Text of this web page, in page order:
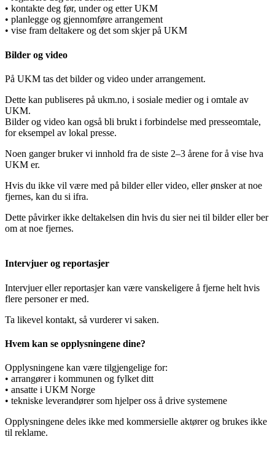
• kontakte deg før, under og etter UKM
• planlegge og gjennomføre arrangement
• vise fram deltakere og det som skjer på UKM​​​​‌ ‍ ​‍​‍‌‍ ‌ ​‍‌‍‍‌‌‍‌ ‌‍‍‌‌‍ ‍​‍​‍​ ‍‍​‍​‍‌ ​ ‌‍​‌‌‍ ‍‌‍‍‌‌ ‌​‌ ‍‌​‍ ‍‌‍‍‌‌‍ ​‍​‍​‍ ​​‍​‍‌‍‍​‌ ​‍‌‍‌‌‌‍‌‍​‍​‍​ ‍‍​‍​‍‌‍‍​‌ ‌​‌ ‌​‌ ​​‌ ​ ​ ‍‍​‍ ​‍ ‌ ‌‌‌‍‍ ‌‍ ‌​‍ ‍‌ ​ ‌‍​‌‌‍ ‍‌‍‍‌‌ ‌​‌ ‍‌​‍ ‍‌ ​ ‌ ‌​‌ ‌‌‌‍‌​‌‍‍‌‌‍ ​‍ ‌‍‍‌‌‍ ‍‌ ‌​‌‍‌‌‌‍ ‍‌ ‌​​‍ ‌‍‌‌‌‍‌​‌‍‍‌‌ ‌​​‍ ‌‍ ‌‌‍ ‌‍‌​‌‍‌‌​ ‌‌ ​​‌ ​‍‌‍‌‌‌ ​ ‌‍‌‌‌‍ ‍‌ ‌​‌‍​‌‌ ‌​‌‍‍‌‌‍ ‌‍ ‍​ ‍ ‌‍‍‌‌‍‌​​ ‌‌‍​‍‌‍​‌​ ‌‌​ ‍‌​ ‌‍‌‍​‌‌‍​ ​ ‌‍​‍ ‌​ ‌‍​ ‌‌​ ‌​‌‍​ ​‍ ‌​ ‌​​ ​ ​ ‌​​ ‍​​‍ ‌​ ‍‌‌‍‌‌‌‍‌‍​ ‌​​‍ ‌‌‍‌​​ ​ ​ ‍​​ ‌‌‌‍​‍‌‍‌‌‌‍​‌​ ‌‍‌‍​ ‌‍​‌​ ‌‌​ ‌​​ ‍ ‌ ‌​‌ ‍‌‌ ​​‌‍‌‌​ ‌‌ ​​‌‍​‌‌‍‌ ‌‍‌‌​ ‍ ‌ ​​‌‍​‌‌ ‌​‌‍‍​​ ‌‌ ​​‌‍​‌‌‍‌ ‌‍‌‌‌​​‍‌ ‌‌‌‍‍‌‌‍ ​‌‍‌​‌‍‌‌‌ ​‍​‍‌‌​ ‌‌‌​​‍‌‌ ‌‍‍ ‌‍‌‌‌ ‍‌​‍‌‌​ ​ ‌​‌​​‍‌‌​ ​ ‌​‌​​‍‌‌​ ​‍​ ​‍​ ‌‍​ ‌ ‌‍‌‍‌‍​‍​ ‌‌‌‍‌‍​ ‌‌‌‍‌‌​ ‌ ‌‍​‌‌‍‌‍​ ‌​​‍‌‌​ ​‍​ ​‍​‍‌‌​ ‌‌‌​‌​​‍ ‍‌ ​‍‌‍‍‌‌‍​ ‌‍‍​‌‌‌​‌‍‌‌‌ ‍​‌ ‌​​‍‌‌​ ‌‌‌​​‍‌‌ ‌‍‍ ‌‍‌‌‌ ‍‌​‍‌‌​ ​ ‌​‌​​‍‌‌​ ​ ‌​‌​​‍‌‌​ ​‍​ ​‍​ ‍​​ ​ ​ ‌‍​ ‍​​ ‍​‌‍‌‌​ ​​​ ‌‌‌‍‌​‌‍​‍​ ​‌​ ‌​​‍‌‌​ ​‍​ ​‍​‍‌‌​ ‌‌‌​‌​​‍ ‍‌‍​ ‌‍‍​‌‍‍‌‌‍ ​‌‍‌​‌ ​‍‌‍‌‌‌‍ ‍​‍‌‌​ ‌‌‌​​‍‌‌ ‌‍‍ ‌‍‌‌‌ ‍‌​‍‌‌​ ​ ‌​‌​​‍‌‌​ ​ ‌​‌​​‍‌‌​ ​‍​ ​‍​ ‍‌‌‍​‍​ ​ ​ ​‌‌‍​ ​ ‌‍‌‍​‍‌‍​‍‌‍​‍​ ​​​ ‌‍​ ‍​​‍‌‌​ ​‍​ ​‍​‍‌‌​ ‌‌‌​‌​​‍ ‍‌ ‌​‌‍‌‌‌ ‍​‌ ‌​​ ‌‍​‍‌‍​‌‌ ​ ‌‍‌‌‌‌‌‌‌ ​‍‌‍ ​​ ‌‌‍‍​‌ ‌​‌ ‌​‌ ​​‌ ​ ​‍‌‌​ ​ ‌​​‌​‍‌‌​ ​‍‌​‌‍​‍‌‌​ ​‍‌​‌‍‌ ‌‌‌‍‍ ‌‍ ‌​‍ ‍‌ ​ ‌‍​‌‌‍ ‍‌‍‍‌‌ ‌​‌ ‍‌​‍ ‍‌ ​ ‌ ‌​‌ ‌‌‌‍‌​‌‍‍‌‌‍ ​‍‌‍‌‍‍‌‌‍‌​​ ‌‌‍​‍‌‍​‌​ ‌‌​ ‍‌​ ‌‍‌‍​‌‌‍​ ​ ‌‍​‍ ‌​ ‌‍​ ‌‌​ ‌​‌‍​ ​‍ ‌​ ‌​​ ​ ​ ‌​​ ‍​​‍ ‌​ ‍‌‌‍‌‌‌‍‌‍​ ‌​​‍ ‌‌‍‌​​ ​ ​ ‍​​ ‌‌‌‍​‍‌‍‌‌‌‍​‌​ ‌‍‌‍​ ‌‍​‌​ ‌‌​ ‌​​‍‌‍‌ ‌​‌ ‍‌‌ ​​‌‍‌‌​ ‌‌ ​​‌‍​‌‌‍‌ ‌‍‌‌​‍‌‍‌ ​​‌‍​‌‌ ‌​‌‍‍​​ ‌‌ ​​‌‍​‌‌‍‌ ‌‍‌‌‌​​‍‌ ‌‌‌‍‍‌‌‍ ​‌‍‌​‌‍‌‌‌ ​‍​‍‌‌​ ‌‌‌​​‍‌‌ ‌‍‍ ‌‍‌‌‌ ‍‌​‍‌‌​ ​ ‌​‌​​‍‌‌​ ​ ‌​‌​​‍‌‌​ ​‍​ ​‍​ ‌‍​ ‌ ‌‍‌‍‌‍​‍​ ‌‌‌‍‌‍​ ‌‌‌‍‌‌​ ‌ ‌‍​‌‌‍‌‍​ ‌​​‍‌‌​ ​‍​ ​‍​‍‌‌​ ‌‌‌​‌​​‍ ‍‌ ​‍‌‍‍‌‌‍​ ‌‍‍​‌‌‌​‌‍‌‌‌ ‍​‌ ‌​​‍‌‌​ ‌‌‌​​‍‌‌ ‌‍‍ ‌‍‌‌‌ ‍‌​‍‌‌​ ​ ‌​‌​​‍‌‌​ ​ ‌​‌​​‍‌‌​ ​‍​ ​‍​ ‍​​ ​ ​ ‌‍​ ‍​​ ‍​‌‍‌‌​ ​​​ ‌‌‌‍‌​‌‍​‍​ ​‌​ ‌​​‍‌‌​ ​‍​ ​‍​‍‌‌​ ‌‌‌​‌​​‍ ‍‌‍​ ‌‍‍​‌‍‍‌‌‍ ​‌‍‌​‌ ​‍‌‍‌‌‌‍ ‍​‍‌‌​ ‌‌‌​​‍‌‌ ‌‍‍ ‌‍‌‌‌ ‍‌​‍‌‌​ ​ ‌​‌​​‍‌‌​ ​ ‌​‌​​‍‌‌​ ​‍​ ​‍​ ‍‌‌‍​‍​ ​ ​ ​‌‌‍​ ​ ‌‍‌‍​‍‌‍​‍‌‍​‍​ ​​​ ‌‍​ ‍​​‍‌‌​ ​‍​ ​‍​‍‌‌​ ‌‌‌​‌​​‍ ‍‌ ‌​‌‍‌‌‌ ‍​‌ ‌​​‍‌‍‌ ​​‌‍‌‌‌ ​‍‌ ​ ‌ ​​‌‍‌‌‌‍​ ‌ ‌​‌‍‍‌‌ ‌‍‌‍‌‌​ ‌‌ ​​‌ ‌‌‌‍​‍‌‍ ​‌‍‍‌‌ ​ ‌‍‍​‌‍‌‌‌‍‌​​‍​‍‌ ‌
Bilder og video​​​​‌ ‍ ​‍​‍‌‍ ‌ ​‍‌‍‍‌‌‍‌ ‌‍‍‌‌‍ ‍​‍​‍​ ‍‍​‍​‍‌ ​ ‌‍​‌‌‍ ‍‌‍‍‌‌ ‌​‌ ‍‌​‍ ‍‌‍‍‌‌‍ ​‍​‍​‍ ​​‍​‍‌‍‍​‌ ​‍‌‍‌‌‌‍‌‍​‍​‍​ ‍‍​‍​‍‌‍‍​‌ ‌​‌ ‌​‌ ​​‌ ​ ​ ‍‍​‍ ​‍ ‌ ‌‌‌‍‍ ‌‍ ‌​‍ ‍‌ ​ ‌‍​‌‌‍ ‍‌‍‍‌‌ ‌​‌ ‍‌​‍ ‍‌ ​ ‌ ‌​‌ ‌‌‌‍‌​‌‍‍‌‌‍ ​‍ ‌‍‍‌‌‍ ‍‌ ‌​‌‍‌‌‌‍ ‍‌ ‌​​‍ ‌‍‌‌‌‍‌​‌‍‍‌‌ ‌​​‍ ‌‍ ‌‌‍ ‌‍‌​‌‍‌‌​ ‌‌ ​​‌ ​‍‌‍‌‌‌ ​ ‌‍‌‌‌‍ ‍‌ ‌​‌‍​‌‌ ‌​‌‍‍‌‌‍ ‌‍ ‍​ ‍ ‌‍‍‌‌‍‌​​ ‌‌‍​‍‌‍​‌​ ‌‌​ ‍‌​ ‌‍‌‍​‌‌‍​ ​ ‌‍​‍ ‌​ ‌‍​ ‌‌​ ‌​‌‍​ ​‍ ‌​ ‌​​ ​ ​ ‌​​ ‍​​‍ ‌​ ‍‌‌‍‌‌‌‍‌‍​ ‌​​‍ ‌‌‍‌​​ ​ ​ ‍​​ ‌‌‌‍​‍‌‍‌‌‌‍​‌​ ‌‍‌‍​ ‌‍​‌​ ‌‌​ ‌​​ ‍ ‌ ‌​‌ ‍‌‌ ​​‌‍‌‌​ ‌‌ ​​‌‍​‌‌‍‌ ‌‍‌‌​ ‍ ‌ ​​‌‍​‌‌ ‌​‌‍‍​​ ‌‌ ​​‌‍​‌‌‍‌ ‌‍‌‌‌​​‍‌ ‌‌‌‍‍‌‌‍ ​‌‍‌​‌‍‌‌‌ ​‍​‍‌‌​ ‌‌‌​​‍‌‌ ‌‍‍ ‌‍‌‌‌ ‍‌​‍‌‌​ ​ ‌​‌​​‍‌‌​ ​ ‌​‌​​‍‌‌​ ​‍​ ​‍​ ​ ‌‍​‍​ ​ ​ ‌‌​ ‌​​ ​‍​ ​ ​ ​‌‌‍​‌‌‍​ ​ ‌​​ ‌​​‍‌‌​ ​‍​ ​‍​‍‌‌​ ‌‌‌​‌​​‍ ‍‌ ​‍‌‍‍‌‌‍​ ‌‍‍​‌‌‌​‌‍‌‌‌ ‍​‌ ‌​​‍‌‌​ ‌‌‌​​‍‌‌ ‌‍‍ ‌‍‌‌‌ ‍‌​‍‌‌​ ​ ‌​‌​​‍‌‌​ ​ ‌​‌​​‍‌‌​ ​‍​ ​‍​ ​ ​ ​‍​ ‌‌​ ‍​‌‍​‍‌‍‌‌‌‍‌‌‌‍​ ‌‍​‌​ ‌ ​ ​​​ ‌​​‍‌‌​ ​‍​ ​‍​‍‌‌​ ‌‌‌​‌​​‍ ‍‌‍​ ‌‍‍​‌‍‍‌‌‍ ​‌‍‌​‌ ​‍‌‍‌‌‌‍ ‍​‍‌‌​ ‌‌‌​​‍‌‌ ‌‍‍ ‌‍‌‌‌ ‍‌​‍‌‌​ ​ ‌​‌​​‍‌‌​ ​ ‌​‌​​‍‌‌​ ​‍​ ​‍​ ‍‌​ ‍​‌‍‌‍‌‍​‌‌‍​‌‌‍‌‍‌‍​ ‌‍​‌‌‍​‍​ ​‍​ ‍‌​ ‍​​‍‌‌​ ​‍​ ​‍​‍‌‌​ ‌‌‌​‌​​‍ ‍‌ ‌​‌‍‌‌‌ ‍​‌ ‌​​ ‌‍​‍‌‍​‌‌ ​ ‌‍‌‌‌‌‌‌‌ ​‍‌‍ ​​ ‌‌‍‍​‌ ‌​‌ ‌​‌ ​​‌ ​ ​‍‌‌​ ​ ‌​​‌​‍‌‌​ ​‍‌​‌‍​‍‌‌​ ​‍‌​‌‍‌ ‌‌‌‍‍ ‌‍ ‌​‍ ‍‌ ​ ‌‍​‌‌‍ ‍‌‍‍‌‌ ‌​‌ ‍‌​‍ ‍‌ ​ ‌ ‌​‌ ‌‌‌‍‌​‌‍‍‌‌‍ ​‍‌‍‌‍‍‌‌‍‌​​ ‌‌‍​‍‌‍​‌​ ‌‌​ ‍‌​ ‌‍‌‍​‌‌‍​ ​ ‌‍​‍ ‌​ ‌‍​ ‌‌​ ‌​‌‍​ ​‍ ‌​ ‌​​ ​ ​ ‌​​ ‍​​‍ ‌​ ‍‌‌‍‌‌‌‍‌‍​ ‌​​‍ ‌‌‍‌​​ ​ ​ ‍​​ ‌‌‌‍​‍‌‍‌‌‌‍​‌​ ‌‍‌‍​ ‌‍​‌​ ‌‌​ ‌​​‍‌‍‌ ‌​‌ ‍‌‌ ​​‌‍‌‌​ ‌‌ ​​‌‍​‌‌‍‌ ‌‍‌‌​‍‌‍‌ ​​‌‍​‌‌ ‌​‌‍‍​​ ‌‌ ​​‌‍​‌‌‍‌ ‌‍‌‌‌​​‍‌ ‌‌‌‍‍‌‌‍ ​‌‍‌​‌‍‌‌‌ ​‍​‍‌‌​ ‌‌‌​​‍‌‌ ‌‍‍ ‌‍‌‌‌ ‍‌​‍‌‌​ ​ ‌​‌​​‍‌‌​ ​ ‌​‌​​‍‌‌​ ​‍​ ​‍​ ​ ‌‍​‍​ ​ ​ ‌‌​ ‌​​ ​‍​ ​ ​ ​‌‌‍​‌‌‍​ ​ ‌​​ ‌​​‍‌‌​ ​‍​ ​‍​‍‌‌​ ‌‌‌​‌​​‍ ‍‌ ​‍‌‍‍‌‌‍​ ‌‍‍​‌‌‌​‌‍‌‌‌ ‍​‌ ‌​​‍‌‌​ ‌‌‌​​‍‌‌ ‌‍‍ ‌‍‌‌‌ ‍‌​‍‌‌​ ​ ‌​‌​​‍‌‌​ ​ ‌​‌​​‍‌‌​ ​‍​ ​‍​ ​ ​ ​‍​ ‌‌​ ‍​‌‍​‍‌‍‌‌‌‍‌‌‌‍​ ‌‍​‌​ ‌ ​ ​​​ ‌​​‍‌‌​ ​‍​ ​‍​‍‌‌​ ‌‌‌​‌​​‍ ‍‌‍​ ‌‍‍​‌‍‍‌‌‍ ​‌‍‌​‌ ​‍‌‍‌‌‌‍ ‍​‍‌‌​ ‌‌‌​​‍‌‌ ‌‍‍ ‌‍‌‌‌ ‍‌​‍‌‌​ ​ ‌​‌​​‍‌‌​ ​ ‌​‌​​‍‌‌​ ​‍​ ​‍​ ‍‌​ ‍​‌‍‌‍‌‍​‌‌‍​‌‌‍‌‍‌‍​ ‌‍​‌‌‍​‍​ ​‍​ ‍‌​ ‍​​‍‌‌​ ​‍​ ​‍​‍‌‌​ ‌‌‌​‌​​‍ ‍‌ ‌​‌‍‌‌‌ ‍​‌ ‌​​‍‌‍‌ ​​‌‍‌‌‌ ​‍‌ ​ ‌ ​​‌‍‌‌‌‍​ ‌ ‌​‌‍‍‌‌ ‌‍‌‍‌‌​ ‌‌ ​​‌ ‌‌‌‍​‍‌‍ ​‌‍‍‌‌ ​ ‌‍‍​‌‍‌‌‌‍‌​​‍​‍‌ ‌
På UKM tas det bilder og video under arrangement.​​​​‌ ‍ ​‍​‍‌‍ ‌ ​‍‌‍‍‌‌‍‌ ‌‍‍‌‌‍ ‍​‍​‍​ ‍‍​‍​‍‌ ​ ‌‍​‌‌‍ ‍‌‍‍‌‌ ‌​‌ ‍‌​‍ ‍‌‍‍‌‌‍ ​‍​‍​‍ ​​‍​‍‌‍‍​‌ ​‍‌‍‌‌‌‍‌‍​‍​‍​ ‍‍​‍​‍‌‍‍​‌ ‌​‌ ‌​‌ ​​‌ ​ ​ ‍‍​‍ ​‍ ‌ ‌‌‌‍‍ ‌‍ ‌​‍ ‍‌ ​ ‌‍​‌‌‍ ‍‌‍‍‌‌ ‌​‌ ‍‌​‍ ‍‌ ​ ‌ ‌​‌ ‌‌‌‍‌​‌‍‍‌‌‍ ​‍ ‌‍‍‌‌‍ ‍‌ ‌​‌‍‌‌‌‍ ‍‌ ‌​​‍ ‌‍‌‌‌‍‌​‌‍‍‌‌ ‌​​‍ ‌‍ ‌‌‍ ‌‍‌​‌‍‌‌​ ‌‌ ​​‌ ​‍‌‍‌‌‌ ​ ‌‍‌‌‌‍ ‍‌ ‌​‌‍​‌‌ ‌​‌‍‍‌‌‍ ‌‍ ‍​ ‍ ‌‍‍‌‌‍‌​​ ‌‌‍​‍‌‍​‌​ ‌‌​ ‍‌​ ‌‍‌‍​‌‌‍​ ​ ‌‍​‍ ‌​ ‌‍​ ‌‌​ ‌​‌‍​ ​‍ ‌​ ‌​​ ​ ​ ‌​​ ‍​​‍ ‌​ ‍‌‌‍‌‌‌‍‌‍​ ‌​​‍ ‌‌‍‌​​ ​ ​ ‍​​ ‌‌‌‍​‍‌‍‌‌‌‍​‌​ ‌‍‌‍​ ‌‍​‌​ ‌‌​ ‌​​ ‍ ‌ ‌​‌ ‍‌‌ ​​‌‍‌‌​ ‌‌ ​​‌‍​‌‌‍‌ ‌‍‌‌​ ‍ ‌ ​​‌‍​‌‌ ‌​‌‍‍​​ ‌‌ ​​‌‍​‌‌‍‌ ‌‍‌‌‌​​‍‌ ‌‌‌‍‍‌‌‍ ​‌‍‌​‌‍‌‌‌ ​‍​‍‌‌​ ‌‌‌​​‍‌‌ ‌‍‍ ‌‍‌‌‌ ‍‌​‍‌‌​ ​ ‌​‌​​‍‌‌​ ​ ‌​‌​​‍‌‌​ ​‍​ ​‍​ ​ ‌‍​‍​ ​ ​ ‌‌​ ‌​​ ​‍​ ​ ​ ​‌‌‍​‌‌‍​ ​ ‌​​ ‌​​‍‌‌​ ​‍​ ​‍​‍‌‌​ ‌‌‌​‌​​‍ ‍‌ ​‍‌‍‍‌‌‍​ ‌‍‍​‌‌‌​‌‍‌‌‌ ‍​‌ ‌​​‍‌‌​ ‌‌‌​​‍‌‌ ‌‍‍ ‌‍‌‌‌ ‍‌​‍‌‌​ ​ ‌​‌​​‍‌‌​ ​ ‌​‌​​‍‌‌​ ​‍​ ​‍​ ​‌​ ​ ‌‍‌‍‌‍‌‍​ ‌‌​ ​​‌‍‌​​ ‌‍​ ‍​​ ​ ​ ​​​ ​ ​‍‌‌​ ​‍​ ​‍​‍‌‌​ ‌‌‌​‌​​‍ ‍‌‍​ ‌‍‍​‌‍‍‌‌‍ ​‌‍‌​‌ ​‍‌‍‌‌‌‍ ‍​‍‌‌​ ‌‌‌​​‍‌‌ ‌‍‍ ‌‍‌‌‌ ‍‌​‍‌‌​ ​ ‌​‌​​‍‌‌​ ​ ‌​‌​​‍‌‌​ ​‍​ ​‍​ ‍​​ ‍‌‌‍​‌​ ​‍‌‍​ ‌‍​‍​ ‌‌‌‍‌‍​ ​‍‌‍​‍​ ​‍‌‍‌​​‍‌‌​ ​‍​ ​‍​‍‌‌​ ‌‌‌​‌​​‍ ‍‌ ‌​‌‍‌‌‌ ‍​‌ ‌​​ ‌‍​‍‌‍​‌‌ ​ ‌‍‌‌‌‌‌‌‌ ​‍‌‍ ​​ ‌‌‍‍​‌ ‌​‌ ‌​‌ ​​‌ ​ ​‍‌‌​ ​ ‌​​‌​‍‌‌​ ​‍‌​‌‍​‍‌‌​ ​‍‌​‌‍‌ ‌‌‌‍‍ ‌‍ ‌​‍ ‍‌ ​ ‌‍​‌‌‍ ‍‌‍‍‌‌ ‌​‌ ‍‌​‍ ‍‌ ​ ‌ ‌​‌ ‌‌‌‍‌​‌‍‍‌‌‍ ​‍‌‍‌‍‍‌‌‍‌​​ ‌‌‍​‍‌‍​‌​ ‌‌​ ‍‌​ ‌‍‌‍​‌‌‍​ ​ ‌‍​‍ ‌​ ‌‍​ ‌‌​ ‌​‌‍​ ​‍ ‌​ ‌​​ ​ ​ ‌​​ ‍​​‍ ‌​ ‍‌‌‍‌‌‌‍‌‍​ ‌​​‍ ‌‌‍‌​​ ​ ​ ‍​​ ‌‌‌‍​‍‌‍‌‌‌‍​‌​ ‌‍‌‍​ ‌‍​‌​ ‌‌​ ‌​​‍‌‍‌ ‌​‌ ‍‌‌ ​​‌‍‌‌​ ‌‌ ​​‌‍​‌‌‍‌ ‌‍‌‌​‍‌‍‌ ​​‌‍​‌‌ ‌​‌‍‍​​ ‌‌ ​​‌‍​‌‌‍‌ ‌‍‌‌‌​​‍‌ ‌‌‌‍‍‌‌‍ ​‌‍‌​‌‍‌‌‌ ​‍​‍‌‌​ ‌‌‌​​‍‌‌ ‌‍‍ ‌‍‌‌‌ ‍‌​‍‌‌​ ​ ‌​‌​​‍‌‌​ ​ ‌​‌​​‍‌‌​ ​‍​ ​‍​ ​ ‌‍​‍​ ​ ​ ‌‌​ ‌​​ ​‍​ ​ ​ ​‌‌‍​‌‌‍​ ​ ‌​​ ‌​​‍‌‌​ ​‍​ ​‍​‍‌‌​ ‌‌‌​‌​​‍ ‍‌ ​‍‌‍‍‌‌‍​ ‌‍‍​‌‌‌​‌‍‌‌‌ ‍​‌ ‌​​‍‌‌​ ‌‌‌​​‍‌‌ ‌‍‍ ‌‍‌‌‌ ‍‌​‍‌‌​ ​ ‌​‌​​‍‌‌​ ​ ‌​‌​​‍‌‌​ ​‍​ ​‍​ ​‌​ ​ ‌‍‌‍‌‍‌‍​ ‌‌​ ​​‌‍‌​​ ‌‍​ ‍​​ ​ ​ ​​​ ​ ​‍‌‌​ ​‍​ ​‍​‍‌‌​ ‌‌‌​‌​​‍ ‍‌‍​ ‌‍‍​‌‍‍‌‌‍ ​‌‍‌​‌ ​‍‌‍‌‌‌‍ ‍​‍‌‌​ ‌‌‌​​‍‌‌ ‌‍‍ ‌‍‌‌‌ ‍‌​‍‌‌​ ​ ‌​‌​​‍‌‌​ ​ ‌​‌​​‍‌‌​ ​‍​ ​‍​ ‍​​ ‍‌‌‍​‌​ ​‍‌‍​ ‌‍​‍​ ‌‌‌‍‌‍​ ​‍‌‍​‍​ ​‍‌‍‌​​‍‌‌​ ​‍​ ​‍​‍‌‌​ ‌‌‌​‌​​‍ ‍‌ ‌​‌‍‌‌‌ ‍​‌ ‌​​‍‌‍‌ ​​‌‍‌‌‌ ​‍‌ ​ ‌ ​​‌‍‌‌‌‍​ ‌ ‌​‌‍‍‌‌ ‌‍‌‍‌‌​ ‌‌ ​​‌ ‌‌‌‍​‍‌‍ ​‌‍‍‌‌ ​ ‌‍‍​‌‍‌‌‌‍‌​​‍​‍‌ ‌
Dette kan publiseres på ukm.no, i sosiale medier og i omtale av
UKM.
Bilder og video kan også bli brukt i forbindelse med presseomtale,
for eksempel av lokal presse.​​​​‌ ‍ ​‍​‍‌‍ ‌ ​‍‌‍‍‌‌‍‌ ‌‍‍‌‌‍ ‍​‍​‍​ ‍‍​‍​‍‌ ​ ‌‍​‌‌‍ ‍‌‍‍‌‌ ‌​‌ ‍‌​‍ ‍‌‍‍‌‌‍ ​‍​‍​‍ ​​‍​‍‌‍‍​‌ ​‍‌‍‌‌‌‍‌‍​‍​‍​ ‍‍​‍​‍‌‍‍​‌ ‌​‌ ‌​‌ ​​‌ ​ ​ ‍‍​‍ ​‍ ‌ ‌‌‌‍‍ ‌‍ ‌​‍ ‍‌ ​ ‌‍​‌‌‍ ‍‌‍‍‌‌ ‌​‌ ‍‌​‍ ‍‌ ​ ‌ ‌​‌ ‌‌‌‍‌​‌‍‍‌‌‍ ​‍ ‌‍‍‌‌‍ ‍‌ ‌​‌‍‌‌‌‍ ‍‌ ‌​​‍ ‌‍‌‌‌‍‌​‌‍‍‌‌ ‌​​‍ ‌‍ ‌‌‍ ‌‍‌​‌‍‌‌​ ‌‌ ​​‌ ​‍‌‍‌‌‌ ​ ‌‍‌‌‌‍ ‍‌ ‌​‌‍​‌‌ ‌​‌‍‍‌‌‍ ‌‍ ‍​ ‍ ‌‍‍‌‌‍‌​​ ‌‌‍​‍‌‍​‌​ ‌‌​ ‍‌​ ‌‍‌‍​‌‌‍​ ​ ‌‍​‍ ‌​ ‌‍​ ‌‌​ ‌​‌‍​ ​‍ ‌​ ‌​​ ​ ​ ‌​​ ‍​​‍ ‌​ ‍‌‌‍‌‌‌‍‌‍​ ‌​​‍ ‌‌‍‌​​ ​ ​ ‍​​ ‌‌‌‍​‍‌‍‌‌‌‍​‌​ ‌‍‌‍​ ‌‍​‌​ ‌‌​ ‌​​ ‍ ‌ ‌​‌ ‍‌‌ ​​‌‍‌‌​ ‌‌ ​​‌‍​‌‌‍‌ ‌‍‌‌​ ‍ ‌ ​​‌‍​‌‌ ‌​‌‍‍​​ ‌‌ ​​‌‍​‌‌‍‌ ‌‍‌‌‌​​‍‌ ‌‌‌‍‍‌‌‍ ​‌‍‌​‌‍‌‌‌ ​‍​‍‌‌​ ‌‌‌​​‍‌‌ ‌‍‍ ‌‍‌‌‌ ‍‌​‍‌‌​ ​ ‌​‌​​‍‌‌​ ​ ‌​‌​​‍‌‌​ ​‍​ ​‍​ ​ ‌‍​‍​ ​ ​ ‌‌​ ‌​​ ​‍​ ​ ​ ​‌‌‍​‌‌‍​ ​ ‌​​ ‌​​‍‌‌​ ​‍​ ​‍​‍‌‌​ ‌‌‌​‌​​‍ ‍‌ ​‍‌‍‍‌‌‍​ ‌‍‍​‌‌‌​‌‍‌‌‌ ‍​‌ ‌​​‍‌‌​ ‌‌‌​​‍‌‌ ‌‍‍ ‌‍‌‌‌ ‍‌​‍‌‌​ ​ ‌​‌​​‍‌‌​ ​ ‌​‌​​‍‌‌​ ​‍​ ​‍​ ​ ​ ‌‍‌‍​ ‌‍​‌​ ‍‌​ ​‍​ ‌‌​ ‌​​ ‍​​ ​ ​ ‍​​ ​ ​‍‌‌​ ​‍​ ​‍​‍‌‌​ ‌‌‌​‌​​‍ ‍‌‍​ ‌‍‍​‌‍‍‌‌‍ ​‌‍‌​‌ ​‍‌‍‌‌‌‍ ‍​‍‌‌​ ‌‌‌​​‍‌‌ ‌‍‍ ‌‍‌‌‌ ‍‌​‍‌‌​ ​ ‌​‌​​‍‌‌​ ​ ‌​‌​​‍‌‌​ ​‍​ ​‍​ ‍​​ ‍‌‌‍​‌​ ​‍‌‍​ ‌‍​‍​ ‌‌‌‍‌‍​ ​‍‌‍​‍​ ​‍‌‍‌​​‍‌‌​ ​‍​ ​‍​‍‌‌​ ‌‌‌​‌​​‍ ‍‌ ‌​‌‍‌‌‌ ‍​‌ ‌​​ ‌‍​‍‌‍​‌‌ ​ ‌‍‌‌‌‌‌‌‌ ​‍‌‍ ​​ ‌‌‍‍​‌ ‌​‌ ‌​‌ ​​‌ ​ ​‍‌‌​ ​ ‌​​‌​‍‌‌​ ​‍‌​‌‍​‍‌‌​ ​‍‌​‌‍‌ ‌‌‌‍‍ ‌‍ ‌​‍ ‍‌ ​ ‌‍​‌‌‍ ‍‌‍‍‌‌ ‌​‌ ‍‌​‍ ‍‌ ​ ‌ ‌​‌ ‌‌‌‍‌​‌‍‍‌‌‍ ​‍‌‍‌‍‍‌‌‍‌​​ ‌‌‍​‍‌‍​‌​ ‌‌​ ‍‌​ ‌‍‌‍​‌‌‍​ ​ ‌‍​‍ ‌​ ‌‍​ ‌‌​ ‌​‌‍​ ​‍ ‌​ ‌​​ ​ ​ ‌​​ ‍​​‍ ‌​ ‍‌‌‍‌‌‌‍‌‍​ ‌​​‍ ‌‌‍‌​​ ​ ​ ‍​​ ‌‌‌‍​‍‌‍‌‌‌‍​‌​ ‌‍‌‍​ ‌‍​‌​ ‌‌​ ‌​​‍‌‍‌ ‌​‌ ‍‌‌ ​​‌‍‌‌​ ‌‌ ​​‌‍​‌‌‍‌ ‌‍‌‌​‍‌‍‌ ​​‌‍​‌‌ ‌​‌‍‍​​ ‌‌ ​​‌‍​‌‌‍‌ ‌‍‌‌‌​​‍‌ ‌‌‌‍‍‌‌‍ ​‌‍‌​‌‍‌‌‌ ​‍​‍‌‌​ ‌‌‌​​‍‌‌ ‌‍‍ ‌‍‌‌‌ ‍‌​‍‌‌​ ​ ‌​‌​​‍‌‌​ ​ ‌​‌​​‍‌‌​ ​‍​ ​‍​ ​ ‌‍​‍​ ​ ​ ‌‌​ ‌​​ ​‍​ ​ ​ ​‌‌‍​‌‌‍​ ​ ‌​​ ‌​​‍‌‌​ ​‍​ ​‍​‍‌‌​ ‌‌‌​‌​​‍ ‍‌ ​‍‌‍‍‌‌‍​ ‌‍‍​‌‌‌​‌‍‌‌‌ ‍​‌ ‌​​‍‌‌​ ‌‌‌​​‍‌‌ ‌‍‍ ‌‍‌‌‌ ‍‌​‍‌‌​ ​ ‌​‌​​‍‌‌​ ​ ‌​‌​​‍‌‌​ ​‍​ ​‍​ ​ ​ ‌‍‌‍​ ‌‍​‌​ ‍‌​ ​‍​ ‌‌​ ‌​​ ‍​​ ​ ​ ‍​​ ​ ​‍‌‌​ ​‍​ ​‍​‍‌‌​ ‌‌‌​‌​​‍ ‍‌‍​ ‌‍‍​‌‍‍‌‌‍ ​‌‍‌​‌ ​‍‌‍‌‌‌‍ ‍​‍‌‌​ ‌‌‌​​‍‌‌ ‌‍‍ ‌‍‌‌‌ ‍‌​‍‌‌​ ​ ‌​‌​​‍‌‌​ ​ ‌​‌​​‍‌‌​ ​‍​ ​‍​ ‍​​ ‍‌‌‍​‌​ ​‍‌‍​ ‌‍​‍​ ‌‌‌‍‌‍​ ​‍‌‍​‍​ ​‍‌‍‌​​‍‌‌​ ​‍​ ​‍​‍‌‌​ ‌‌‌​‌​​‍ ‍‌ ‌​‌‍‌‌‌ ‍​‌ ‌​​‍‌‍‌ ​​‌‍‌‌‌ ​‍‌ ​ ‌ ​​‌‍‌‌‌‍​ ‌ ‌​‌‍‍‌‌ ‌‍‌‍‌‌​ ‌‌ ​​‌ ‌‌‌‍​‍‌‍ ​‌‍‍‌‌ ​ ‌‍‍​‌‍‌‌‌‍‌​​‍​‍‌ ‌
Noen ganger bruker vi innhold fra de siste 2–3 årene for å vise hva
UKM er.​​​​‌ ‍ ​‍​‍‌‍ ‌ ​‍‌‍‍‌‌‍‌ ‌‍‍‌‌‍ ‍​‍​‍​ ‍‍​‍​‍‌ ​ ‌‍​‌‌‍ ‍‌‍‍‌‌ ‌​‌ ‍‌​‍ ‍‌‍‍‌‌‍ ​‍​‍​‍ ​​‍​‍‌‍‍​‌ ​‍‌‍‌‌‌‍‌‍​‍​‍​ ‍‍​‍​‍‌‍‍​‌ ‌​‌ ‌​‌ ​​‌ ​ ​ ‍‍​‍ ​‍ ‌ ‌‌‌‍‍ ‌‍ ‌​‍ ‍‌ ​ ‌‍​‌‌‍ ‍‌‍‍‌‌ ‌​‌ ‍‌​‍ ‍‌ ​ ‌ ‌​‌ ‌‌‌‍‌​‌‍‍‌‌‍ ​‍ ‌‍‍‌‌‍ ‍‌ ‌​‌‍‌‌‌‍ ‍‌ ‌​​‍ ‌‍‌‌‌‍‌​‌‍‍‌‌ ‌​​‍ ‌‍ ‌‌‍ ‌‍‌​‌‍‌‌​ ‌‌ ​​‌ ​‍‌‍‌‌‌ ​ ‌‍‌‌‌‍ ‍‌ ‌​‌‍​‌‌ ‌​‌‍‍‌‌‍ ‌‍ ‍​ ‍ ‌‍‍‌‌‍‌​​ ‌‌‍​‍‌‍​‌​ ‌‌​ ‍‌​ ‌‍‌‍​‌‌‍​ ​ ‌‍​‍ ‌​ ‌‍​ ‌‌​ ‌​‌‍​ ​‍ ‌​ ‌​​ ​ ​ ‌​​ ‍​​‍ ‌​ ‍‌‌‍‌‌‌‍‌‍​ ‌​​‍ ‌‌‍‌​​ ​ ​ ‍​​ ‌‌‌‍​‍‌‍‌‌‌‍​‌​ ‌‍‌‍​ ‌‍​‌​ ‌‌​ ‌​​ ‍ ‌ ‌​‌ ‍‌‌ ​​‌‍‌‌​ ‌‌ ​​‌‍​‌‌‍‌ ‌‍‌‌​ ‍ ‌ ​​‌‍​‌‌ ‌​‌‍‍​​ ‌‌ ​​‌‍​‌‌‍‌ ‌‍‌‌‌​​‍‌ ‌‌‌‍‍‌‌‍ ​‌‍‌​‌‍‌‌‌ ​‍​‍‌‌​ ‌‌‌​​‍‌‌ ‌‍‍ ‌‍‌‌‌ ‍‌​‍‌‌​ ​ ‌​‌​​‍‌‌​ ​ ‌​‌​​‍‌‌​ ​‍​ ​‍​ ​ ‌‍​‍​ ​ ​ ‌‌​ ‌​​ ​‍​ ​ ​ ​‌‌‍​‌‌‍​ ​ ‌​​ ‌​​‍‌‌​ ​‍​ ​‍​‍‌‌​ ‌‌‌​‌​​‍ ‍‌ ​‍‌‍‍‌‌‍​ ‌‍‍​‌‌‌​‌‍‌‌‌ ‍​‌ ‌​​‍‌‌​ ‌‌‌​​‍‌‌ ‌‍‍ ‌‍‌‌‌ ‍‌​‍‌‌​ ​ ‌​‌​​‍‌‌​ ​ ‌​‌​​‍‌‌​ ​‍​ ​‍‌‍​‌‌‍‌​‌‍​‍​ ​‍​ ​​​ ‌‍‌‍‌‌​ ​ ‌‍‌‌‌‍‌‌‌‍‌‌‌‍​‍​‍‌‌​ ​‍​ ​‍​‍‌‌​ ‌‌‌​‌​​‍ ‍‌‍​ ‌‍‍​‌‍‍‌‌‍ ​‌‍‌​‌ ​‍‌‍‌‌‌‍ ‍​‍‌‌​ ‌‌‌​​‍‌‌ ‌‍‍ ‌‍‌‌‌ ‍‌​‍‌‌​ ​ ‌​‌​​‍‌‌​ ​ ‌​‌​​‍‌‌​ ​‍​ ​‍​ ​ ‌‍‌‌‌‍​‍‌‍‌‌​ ‌​​ ‌‌​ ​‍​ ‌‌​ ​‌​ ‌​‌‍​‍​ ​‍​‍‌‌​ ​‍​ ​‍​‍‌‌​ ‌‌‌​‌​​‍ ‍‌ ‌​‌‍‌‌‌ ‍​‌ ‌​​ ‌‍​‍‌‍​‌‌ ​ ‌‍‌‌‌‌‌‌‌ ​‍‌‍ ​​ ‌‌‍‍​‌ ‌​‌ ‌​‌ ​​‌ ​ ​‍‌‌​ ​ ‌​​‌​‍‌‌​ ​‍‌​‌‍​‍‌‌​ ​‍‌​‌‍‌ ‌‌‌‍‍ ‌‍ ‌​‍ ‍‌ ​ ‌‍​‌‌‍ ‍‌‍‍‌‌ ‌​‌ ‍‌​‍ ‍‌ ​ ‌ ‌​‌ ‌‌‌‍‌​‌‍‍‌‌‍ ​‍‌‍‌‍‍‌‌‍‌​​ ‌‌‍​‍‌‍​‌​ ‌‌​ ‍‌​ ‌‍‌‍​‌‌‍​ ​ ‌‍​‍ ‌​ ‌‍​ ‌‌​ ‌​‌‍​ ​‍ ‌​ ‌​​ ​ ​ ‌​​ ‍​​‍ ‌​ ‍‌‌‍‌‌‌‍‌‍​ ‌​​‍ ‌‌‍‌​​ ​ ​ ‍​​ ‌‌‌‍​‍‌‍‌‌‌‍​‌​ ‌‍‌‍​ ‌‍​‌​ ‌‌​ ‌​​‍‌‍‌ ‌​‌ ‍‌‌ ​​‌‍‌‌​ ‌‌ ​​‌‍​‌‌‍‌ ‌‍‌‌​‍‌‍‌ ​​‌‍​‌‌ ‌​‌‍‍​​ ‌‌ ​​‌‍​‌‌‍‌ ‌‍‌‌‌​​‍‌ ‌‌‌‍‍‌‌‍ ​‌‍‌​‌‍‌‌‌ ​‍​‍‌‌​ ‌‌‌​​‍‌‌ ‌‍‍ ‌‍‌‌‌ ‍‌​‍‌‌​ ​ ‌​‌​​‍‌‌​ ​ ‌​‌​​‍‌‌​ ​‍​ ​‍​ ​ ‌‍​‍​ ​ ​ ‌‌​ ‌​​ ​‍​ ​ ​ ​‌‌‍​‌‌‍​ ​ ‌​​ ‌​​‍‌‌​ ​‍​ ​‍​‍‌‌​ ‌‌‌​‌​​‍ ‍‌ ​‍‌‍‍‌‌‍​ ‌‍‍​‌‌‌​‌‍‌‌‌ ‍​‌ ‌​​‍‌‌​ ‌‌‌​​‍‌‌ ‌‍‍ ‌‍‌‌‌ ‍‌​‍‌‌​ ​ ‌​‌​​‍‌‌​ ​ ‌​‌​​‍‌‌​ ​‍​ ​‍‌‍​‌‌‍‌​‌‍​‍​ ​‍​ ​​​ ‌‍‌‍‌‌​ ​ ‌‍‌‌‌‍‌‌‌‍‌‌‌‍​‍​‍‌‌​ ​‍​ ​‍​‍‌‌​ ‌‌‌​‌​​‍ ‍‌‍​ ‌‍‍​‌‍‍‌‌‍ ​‌‍‌​‌ ​‍‌‍‌‌‌‍ ‍​‍‌‌​ ‌‌‌​​‍‌‌ ‌‍‍ ‌‍‌‌‌ ‍‌​‍‌‌​ ​ ‌​‌​​‍‌‌​ ​ ‌​‌​​‍‌‌​ ​‍​ ​‍​ ​ ‌‍‌‌‌‍​‍‌‍‌‌​ ‌​​ ‌‌​ ​‍​ ‌‌​ ​‌​ ‌​‌‍​‍​ ​‍​‍‌‌​ ​‍​ ​‍​‍‌‌​ ‌‌‌​‌​​‍ ‍‌ ‌​‌‍‌‌‌ ‍​‌ ‌​​‍‌‍‌ ​​‌‍‌‌‌ ​‍‌ ​ ‌ ​​‌‍‌‌‌‍​ ‌ ‌​‌‍‍‌‌ ‌‍‌‍‌‌​ ‌‌ ​​‌ ‌‌‌‍​‍‌‍ ​‌‍‍‌‌ ​ ‌‍‍​‌‍‌‌‌‍‌​​‍​‍‌ ‌
Hvis du ikke vil være med på bilder eller video, eller ønsker at noe
fjernes, kan du si ifra.​​​​‌ ‍ ​‍​‍‌‍ ‌ ​‍‌‍‍‌‌‍‌ ‌‍‍‌‌‍ ‍​‍​‍​ ‍‍​‍​‍‌ ​ ‌‍​‌‌‍ ‍‌‍‍‌‌ ‌​‌ ‍‌​‍ ‍‌‍‍‌‌‍ ​‍​‍​‍ ​​‍​‍‌‍‍​‌ ​‍‌‍‌‌‌‍‌‍​‍​‍​ ‍‍​‍​‍‌‍‍​‌ ‌​‌ ‌​‌ ​​‌ ​ ​ ‍‍​‍ ​‍ ‌ ‌‌‌‍‍ ‌‍ ‌​‍ ‍‌ ​ ‌‍​‌‌‍ ‍‌‍‍‌‌ ‌​‌ ‍‌​‍ ‍‌ ​ ‌ ‌​‌ ‌‌‌‍‌​‌‍‍‌‌‍ ​‍ ‌‍‍‌‌‍ ‍‌ ‌​‌‍‌‌‌‍ ‍‌ ‌​​‍ ‌‍‌‌‌‍‌​‌‍‍‌‌ ‌​​‍ ‌‍ ‌‌‍ ‌‍‌​‌‍‌‌​ ‌‌ ​​‌ ​‍‌‍‌‌‌ ​ ‌‍‌‌‌‍ ‍‌ ‌​‌‍​‌‌ ‌​‌‍‍‌‌‍ ‌‍ ‍​ ‍ ‌‍‍‌‌‍‌​​ ‌‌‍​‍‌‍​‌​ ‌‌​ ‍‌​ ‌‍‌‍​‌‌‍​ ​ ‌‍​‍ ‌​ ‌‍​ ‌‌​ ‌​‌‍​ ​‍ ‌​ ‌​​ ​ ​ ‌​​ ‍​​‍ ‌​ ‍‌‌‍‌‌‌‍‌‍​ ‌​​‍ ‌‌‍‌​​ ​ ​ ‍​​ ‌‌‌‍​‍‌‍‌‌‌‍​‌​ ‌‍‌‍​ ‌‍​‌​ ‌‌​ ‌​​ ‍ ‌ ‌​‌ ‍‌‌ ​​‌‍‌‌​ ‌‌ ​​‌‍​‌‌‍‌ ‌‍‌‌​ ‍ ‌ ​​‌‍​‌‌ ‌​‌‍‍​​ ‌‌ ​​‌‍​‌‌‍‌ ‌‍‌‌‌​​‍‌ ‌‌‌‍‍‌‌‍ ​‌‍‌​‌‍‌‌‌ ​‍​‍‌‌​ ‌‌‌​​‍‌‌ ‌‍‍ ‌‍‌‌‌ ‍‌​‍‌‌​ ​ ‌​‌​​‍‌‌​ ​ ‌​‌​​‍‌‌​ ​‍​ ​‍​ ​ ‌‍​‍​ ​ ​ ‌‌​ ‌​​ ​‍​ ​ ​ ​‌‌‍​‌‌‍​ ​ ‌​​ ‌​​‍‌‌​ ​‍​ ​‍​‍‌‌​ ‌‌‌​‌​​‍ ‍‌ ​‍‌‍‍‌‌‍​ ‌‍‍​‌‌‌​‌‍‌‌‌ ‍​‌ ‌​​‍‌‌​ ‌‌‌​​‍‌‌ ‌‍‍ ‌‍‌‌‌ ‍‌​‍‌‌​ ​ ‌​‌​​‍‌‌​ ​ ‌​‌​​‍‌‌​ ​‍​ ​‍‌‍​‍​ ​ ​ ​‍‌‍‌‌‌‍​‍‌‍​ ‌‍‌‍​ ‍‌​ ‌​​ ‌‌​ ‌​‌‍‌​​‍‌‌​ ​‍​ ​‍​‍‌‌​ ‌‌‌​‌​​‍ ‍‌‍​ ‌‍‍​‌‍‍‌‌‍ ​‌‍‌​‌ ​‍‌‍‌‌‌‍ ‍​‍‌‌​ ‌‌‌​​‍‌‌ ‌‍‍ ‌‍‌‌‌ ‍‌​‍‌‌​ ​ ‌​‌​​‍‌‌​ ​ ‌​‌​​‍‌‌​ ​‍​ ​‍​ ‍‌​ ​‌​ ‌ ​ ‍‌​ ​ ​ ‌ ​ ‌‍‌‍​ ​ ‍​​ ‍‌‌‍​‍​ ​ ​‍‌‌​ ​‍​ ​‍​‍‌‌​ ‌‌‌​‌​​‍ ‍‌ ‌​‌‍‌‌‌ ‍​‌ ‌​​ ‌‍​‍‌‍​‌‌ ​ ‌‍‌‌‌‌‌‌‌ ​‍‌‍ ​​ ‌‌‍‍​‌ ‌​‌ ‌​‌ ​​‌ ​ ​‍‌‌​ ​ ‌​​‌​‍‌‌​ ​‍‌​‌‍​‍‌‌​ ​‍‌​‌‍‌ ‌‌‌‍‍ ‌‍ ‌​‍ ‍‌ ​ ‌‍​‌‌‍ ‍‌‍‍‌‌ ‌​‌ ‍‌​‍ ‍‌ ​ ‌ ‌​‌ ‌‌‌‍‌​‌‍‍‌‌‍ ​‍‌‍‌‍‍‌‌‍‌​​ ‌‌‍​‍‌‍​‌​ ‌‌​ ‍‌​ ‌‍‌‍​‌‌‍​ ​ ‌‍​‍ ‌​ ‌‍​ ‌‌​ ‌​‌‍​ ​‍ ‌​ ‌​​ ​ ​ ‌​​ ‍​​‍ ‌​ ‍‌‌‍‌‌‌‍‌‍​ ‌​​‍ ‌‌‍‌​​ ​ ​ ‍​​ ‌‌‌‍​‍‌‍‌‌‌‍​‌​ ‌‍‌‍​ ‌‍​‌​ ‌‌​ ‌​​‍‌‍‌ ‌​‌ ‍‌‌ ​​‌‍‌‌​ ‌‌ ​​‌‍​‌‌‍‌ ‌‍‌‌​‍‌‍‌ ​​‌‍​‌‌ ‌​‌‍‍​​ ‌‌ ​​‌‍​‌‌‍‌ ‌‍‌‌‌​​‍‌ ‌‌‌‍‍‌‌‍ ​‌‍‌​‌‍‌‌‌ ​‍​‍‌‌​ ‌‌‌​​‍‌‌ ‌‍‍ ‌‍‌‌‌ ‍‌​‍‌‌​ ​ ‌​‌​​‍‌‌​ ​ ‌​‌​​‍‌‌​ ​‍​ ​‍​ ​ ‌‍​‍​ ​ ​ ‌‌​ ‌​​ ​‍​ ​ ​ ​‌‌‍​‌‌‍​ ​ ‌​​ ‌​​‍‌‌​ ​‍​ ​‍​‍‌‌​ ‌‌‌​‌​​‍ ‍‌ ​‍‌‍‍‌‌‍​ ‌‍‍​‌‌‌​‌‍‌‌‌ ‍​‌ ‌​​‍‌‌​ ‌‌‌​​‍‌‌ ‌‍‍ ‌‍‌‌‌ ‍‌​‍‌‌​ ​ ‌​‌​​‍‌‌​ ​ ‌​‌​​‍‌‌​ ​‍​ ​‍‌‍​‍​ ​ ​ ​‍‌‍‌‌‌‍​‍‌‍​ ‌‍‌‍​ ‍‌​ ‌​​ ‌‌​ ‌​‌‍‌​​‍‌‌​ ​‍​ ​‍​‍‌‌​ ‌‌‌​‌​​‍ ‍‌‍​ ‌‍‍​‌‍‍‌‌‍ ​‌‍‌​‌ ​‍‌‍‌‌‌‍ ‍​‍‌‌​ ‌‌‌​​‍‌‌ ‌‍‍ ‌‍‌‌‌ ‍‌​‍‌‌​ ​ ‌​‌​​‍‌‌​ ​ ‌​‌​​‍‌‌​ ​‍​ ​‍​ ‍‌​ ​‌​ ‌ ​ ‍‌​ ​ ​ ‌ ​ ‌‍‌‍​ ​ ‍​​ ‍‌‌‍​‍​ ​ ​‍‌‌​ ​‍​ ​‍​‍‌‌​ ‌‌‌​‌​​‍ ‍‌ ‌​‌‍‌‌‌ ‍​‌ ‌​​‍‌‍‌ ​​‌‍‌‌‌ ​‍‌ ​ ‌ ​​‌‍‌‌‌‍​ ‌ ‌​‌‍‍‌‌ ‌‍‌‍‌‌​ ‌‌ ​​‌ ‌‌‌‍​‍‌‍ ​‌‍‍‌‌ ​ ‌‍‍​‌‍‌‌‌‍‌​​‍​‍‌ ‌
Dette påvirker ikke deltakelsen din hvis du sier nei til bilder eller ber
om at noe fjernes.
Intervjuer og reportasjer​​​​‌ ‍ ​‍​‍‌‍ ‌ ​‍‌‍‍‌‌‍‌ ‌‍‍‌‌‍ ‍​‍​‍​ ‍‍​‍​‍‌ ​ ‌‍​‌‌‍ ‍‌‍‍‌‌ ‌​‌ ‍‌​‍ ‍‌‍‍‌‌‍ ​‍​‍​‍ ​​‍​‍‌‍‍​‌ ​‍‌‍‌‌‌‍‌‍​‍​‍​ ‍‍​‍​‍‌‍‍​‌ ‌​‌ ‌​‌ ​​‌ ​ ​ ‍‍​‍ ​‍ ‌ ‌‌‌‍‍ ‌‍ ‌​‍ ‍‌ ​ ‌‍​‌‌‍ ‍‌‍‍‌‌ ‌​‌ ‍‌​‍ ‍‌ ​ ‌ ‌​‌ ‌‌‌‍‌​‌‍‍‌‌‍ ​‍ ‌‍‍‌‌‍ ‍‌ ‌​‌‍‌‌‌‍ ‍‌ ‌​​‍ ‌‍‌‌‌‍‌​‌‍‍‌‌ ‌​​‍ ‌‍ ‌‌‍ ‌‍‌​‌‍‌‌​ ‌‌ ​​‌ ​‍‌‍‌‌‌ ​ ‌‍‌‌‌‍ ‍‌ ‌​‌‍​‌‌ ‌​‌‍‍‌‌‍ ‌‍ ‍​ ‍ ‌‍‍‌‌‍‌​​ ‌‌‍​‍‌‍​‌​ ‌‌​ ‍‌​ ‌‍‌‍​‌‌‍​ ​ ‌‍​‍ ‌​ ‌‍​ ‌‌​ ‌​‌‍​ ​‍ ‌​ ‌​​ ​ ​ ‌​​ ‍​​‍ ‌​ ‍‌‌‍‌‌‌‍‌‍​ ‌​​‍ ‌‌‍‌​​ ​ ​ ‍​​ ‌‌‌‍​‍‌‍‌‌‌‍​‌​ ‌‍‌‍​ ‌‍​‌​ ‌‌​ ‌​​ ‍ ‌ ‌​‌ ‍‌‌ ​​‌‍‌‌​ ‌‌ ​​‌‍​‌‌‍‌ ‌‍‌‌​ ‍ ‌ ​​‌‍​‌‌ ‌​‌‍‍​​ ‌‌ ​​‌‍​‌‌‍‌ ‌‍‌‌‌​​‍‌ ‌‌‌‍‍‌‌‍ ​‌‍‌​‌‍‌‌‌ ​‍​‍‌‌​ ‌‌‌​​‍‌‌ ‌‍‍ ‌‍‌‌‌ ‍‌​‍‌‌​ ​ ‌​‌​​‍‌‌​ ​ ‌​‌​​‍‌‌​ ​‍​ ​‍​ ‌‌‌‍​‌​ ​​​ ‌​​ ​‌​ ‌‍‌‍‌‌‌‍​ ​ ​‍​ ‌​‌‍‌‌​ ​‌​‍‌‌​ ​‍​ ​‍​‍‌‌​ ‌‌‌​‌​​‍ ‍‌ ​‍‌‍‍‌‌‍​ ‌‍‍​‌‌‌​‌‍‌‌‌ ‍​‌ ‌​​‍‌‌​ ‌‌‌​​‍‌‌ ‌‍‍ ‌‍‌‌‌ ‍‌​‍‌‌​ ​ ‌​‌​​‍‌‌​ ​ ‌​‌​​‍‌‌​ ​‍​ ​‍​ ‌​​ ‍‌‌‍‌‌‌‍​ ​ ‍​‌‍‌‍‌‍​‍‌‍​ ​ ‌‍​ ‍‌‌‍​ ‌‍​ ​‍‌‌​ ​‍​ ​‍​‍‌‌​ ‌‌‌​‌​​‍ ‍‌‍​ ‌‍‍​‌‍‍‌‌‍ ​‌‍‌​‌ ​‍‌‍‌‌‌‍ ‍​‍‌‌​ ‌‌‌​​‍‌‌ ‌‍‍ ‌‍‌‌‌ ‍‌​‍‌‌​ ​ ‌​‌​​‍‌‌​ ​ ‌​‌​​‍‌‌​ ​‍​ ​‍‌‍​ ​ ‍​‌‍‌​‌‍‌‍​ ​​​ ‍‌‌‍‌‍‌‍​ ​ ‌‌​ ‍​‌‍​‌​ ​‌​‍‌‌​ ​‍​ ​‍​‍‌‌​ ‌‌‌​‌​​‍ ‍‌ ‌​‌‍‌‌‌ ‍​‌ ‌​​ ‌‍​‍‌‍​‌‌ ​ ‌‍‌‌‌‌‌‌‌ ​‍‌‍ ​​ ‌‌‍‍​‌ ‌​‌ ‌​‌ ​​‌ ​ ​‍‌‌​ ​ ‌​​‌​‍‌‌​ ​‍‌​‌‍​‍‌‌​ ​‍‌​‌‍‌ ‌‌‌‍‍ ‌‍ ‌​‍ ‍‌ ​ ‌‍​‌‌‍ ‍‌‍‍‌‌ ‌​‌ ‍‌​‍ ‍‌ ​ ‌ ‌​‌ ‌‌‌‍‌​‌‍‍‌‌‍ ​‍‌‍‌‍‍‌‌‍‌​​ ‌‌‍​‍‌‍​‌​ ‌‌​ ‍‌​ ‌‍‌‍​‌‌‍​ ​ ‌‍​‍ ‌​ ‌‍​ ‌‌​ ‌​‌‍​ ​‍ ‌​ ‌​​ ​ ​ ‌​​ ‍​​‍ ‌​ ‍‌‌‍‌‌‌‍‌‍​ ‌​​‍ ‌‌‍‌​​ ​ ​ ‍​​ ‌‌‌‍​‍‌‍‌‌‌‍​‌​ ‌‍‌‍​ ‌‍​‌​ ‌‌​ ‌​​‍‌‍‌ ‌​‌ ‍‌‌ ​​‌‍‌‌​ ‌‌ ​​‌‍​‌‌‍‌ ‌‍‌‌​‍‌‍‌ ​​‌‍​‌‌ ‌​‌‍‍​​ ‌‌ ​​‌‍​‌‌‍‌ ‌‍‌‌‌​​‍‌ ‌‌‌‍‍‌‌‍ ​‌‍‌​‌‍‌‌‌ ​‍​‍‌‌​ ‌‌‌​​‍‌‌ ‌‍‍ ‌‍‌‌‌ ‍‌​‍‌‌​ ​ ‌​‌​​‍‌‌​ ​ ‌​‌​​‍‌‌​ ​‍​ ​‍​ ‌‌‌‍​‌​ ​​​ ‌​​ ​‌​ ‌‍‌‍‌‌‌‍​ ​ ​‍​ ‌​‌‍‌‌​ ​‌​‍‌‌​ ​‍​ ​‍​‍‌‌​ ‌‌‌​‌​​‍ ‍‌ ​‍‌‍‍‌‌‍​ ‌‍‍​‌‌‌​‌‍‌‌‌ ‍​‌ ‌​​‍‌‌​ ‌‌‌​​‍‌‌ ‌‍‍ ‌‍‌‌‌ ‍‌​‍‌‌​ ​ ‌​‌​​‍‌‌​ ​ ‌​‌​​‍‌‌​ ​‍​ ​‍​ ‌​​ ‍‌‌‍‌‌‌‍​ ​ ‍​‌‍‌‍‌‍​‍‌‍​ ​ ‌‍​ ‍‌‌‍​ ‌‍​ ​‍‌‌​ ​‍​ ​‍​‍‌‌​ ‌‌‌​‌​​‍ ‍‌‍​ ‌‍‍​‌‍‍‌‌‍ ​‌‍‌​‌ ​‍‌‍‌‌‌‍ ‍​‍‌‌​ ‌‌‌​​‍‌‌ ‌‍‍ ‌‍‌‌‌ ‍‌​‍‌‌​ ​ ‌​‌​​‍‌‌​ ​ ‌​‌​​‍‌‌​ ​‍​ ​‍‌‍​ ​ ‍​‌‍‌​‌‍‌‍​ ​​​ ‍‌‌‍‌‍‌‍​ ​ ‌‌​ ‍​‌‍​‌​ ​‌​‍‌‌​ ​‍​ ​‍​‍‌‌​ ‌‌‌​‌​​‍ ‍‌ ‌​‌‍‌‌‌ ‍​‌ ‌​​‍‌‍‌ ​​‌‍‌‌‌ ​‍‌ ​ ‌ ​​‌‍‌‌‌‍​ ‌ ‌​‌‍‍‌‌ ‌‍‌‍‌‌​ ‌‌ ​​‌ ‌‌‌‍​‍‌‍ ​‌‍‍‌‌ ​ ‌‍‍​‌‍‌‌‌‍‌​​‍​‍‌ ‌
Intervjuer eller reportasjer kan være vanskeligere å fjerne helt hvis
flere personer er med.​​​​‌ ‍ ​‍​‍‌‍ ‌ ​‍‌‍‍‌‌‍‌ ‌‍‍‌‌‍ ‍​‍​‍​ ‍‍​‍​‍‌ ​ ‌‍​‌‌‍ ‍‌‍‍‌‌ ‌​‌ ‍‌​‍ ‍‌‍‍‌‌‍ ​‍​‍​‍ ​​‍​‍‌‍‍​‌ ​‍‌‍‌‌‌‍‌‍​‍​‍​ ‍‍​‍​‍‌‍‍​‌ ‌​‌ ‌​‌ ​​‌ ​ ​ ‍‍​‍ ​‍ ‌ ‌‌‌‍‍ ‌‍ ‌​‍ ‍‌ ​ ‌‍​‌‌‍ ‍‌‍‍‌‌ ‌​‌ ‍‌​‍ ‍‌ ​ ‌ ‌​‌ ‌‌‌‍‌​‌‍‍‌‌‍ ​‍ ‌‍‍‌‌‍ ‍‌ ‌​‌‍‌‌‌‍ ‍‌ ‌​​‍ ‌‍‌‌‌‍‌​‌‍‍‌‌ ‌​​‍ ‌‍ ‌‌‍ ‌‍‌​‌‍‌‌​ ‌‌ ​​‌ ​‍‌‍‌‌‌ ​ ‌‍‌‌‌‍ ‍‌ ‌​‌‍​‌‌ ‌​‌‍‍‌‌‍ ‌‍ ‍​ ‍ ‌‍‍‌‌‍‌​​ ‌‌‍​‍‌‍​‌​ ‌‌​ ‍‌​ ‌‍‌‍​‌‌‍​ ​ ‌‍​‍ ‌​ ‌‍​ ‌‌​ ‌​‌‍​ ​‍ ‌​ ‌​​ ​ ​ ‌​​ ‍​​‍ ‌​ ‍‌‌‍‌‌‌‍‌‍​ ‌​​‍ ‌‌‍‌​​ ​ ​ ‍​​ ‌‌‌‍​‍‌‍‌‌‌‍​‌​ ‌‍‌‍​ ‌‍​‌​ ‌‌​ ‌​​ ‍ ‌ ‌​‌ ‍‌‌ ​​‌‍‌‌​ ‌‌ ​​‌‍​‌‌‍‌ ‌‍‌‌​ ‍ ‌ ​​‌‍​‌‌ ‌​‌‍‍​​ ‌‌ ​​‌‍​‌‌‍‌ ‌‍‌‌‌​​‍‌ ‌‌‌‍‍‌‌‍ ​‌‍‌​‌‍‌‌‌ ​‍​‍‌‌​ ‌‌‌​​‍‌‌ ‌‍‍ ‌‍‌‌‌ ‍‌​‍‌‌​ ​ ‌​‌​​‍‌‌​ ​ ‌​‌​​‍‌‌​ ​‍​ ​‍​ ‌‌‌‍​‌​ ​​​ ‌​​ ​‌​ ‌‍‌‍‌‌‌‍​ ​ ​‍​ ‌​‌‍‌‌​ ​‌​‍‌‌​ ​‍​ ​‍​‍‌‌​ ‌‌‌​‌​​‍ ‍‌ ​‍‌‍‍‌‌‍​ ‌‍‍​‌‌‌​‌‍‌‌‌ ‍​‌ ‌​​‍‌‌​ ‌‌‌​​‍‌‌ ‌‍‍ ‌‍‌‌‌ ‍‌​‍‌‌​ ​ ‌​‌​​‍‌‌​ ​ ‌​‌​​‍‌‌​ ​‍​ ​‍‌‍‌​​ ​​‌‍‌​​ ​​‌‍‌‍​ ‌​​ ‌​​ ‍​​ ​‌​ ‌ ‌‍‌‌​ ‍​​‍‌‌​ ​‍​ ​‍​‍‌‌​ ‌‌‌​‌​​‍ ‍‌‍​ ‌‍‍​‌‍‍‌‌‍ ​‌‍‌​‌ ​‍‌‍‌‌‌‍ ‍​‍‌‌​ ‌‌‌​​‍‌‌ ‌‍‍ ‌‍‌‌‌ ‍‌​‍‌‌​ ​ ‌​‌​​‍‌‌​ ​ ‌​‌​​‍‌‌​ ​‍​ ​‍​ ​ ‌‍‌‌​ ‌‍​ ‍‌​ ‌‌​ ‍‌​ ‌ ‌‍​‍​ ‍‌‌‍‌‍‌‍‌‍​ ‍​​‍‌‌​ ​‍​ ​‍​‍‌‌​ ‌‌‌​‌​​‍ ‍‌ ‌​‌‍‌‌‌ ‍​‌ ‌​​ ‌‍​‍‌‍​‌‌ ​ ‌‍‌‌‌‌‌‌‌ ​‍‌‍ ​​ ‌‌‍‍​‌ ‌​‌ ‌​‌ ​​‌ ​ ​‍‌‌​ ​ ‌​​‌​‍‌‌​ ​‍‌​‌‍​‍‌‌​ ​‍‌​‌‍‌ ‌‌‌‍‍ ‌‍ ‌​‍ ‍‌ ​ ‌‍​‌‌‍ ‍‌‍‍‌‌ ‌​‌ ‍‌​‍ ‍‌ ​ ‌ ‌​‌ ‌‌‌‍‌​‌‍‍‌‌‍ ​‍‌‍‌‍‍‌‌‍‌​​ ‌‌‍​‍‌‍​‌​ ‌‌​ ‍‌​ ‌‍‌‍​‌‌‍​ ​ ‌‍​‍ ‌​ ‌‍​ ‌‌​ ‌​‌‍​ ​‍ ‌​ ‌​​ ​ ​ ‌​​ ‍​​‍ ‌​ ‍‌‌‍‌‌‌‍‌‍​ ‌​​‍ ‌‌‍‌​​ ​ ​ ‍​​ ‌‌‌‍​‍‌‍‌‌‌‍​‌​ ‌‍‌‍​ ‌‍​‌​ ‌‌​ ‌​​‍‌‍‌ ‌​‌ ‍‌‌ ​​‌‍‌‌​ ‌‌ ​​‌‍​‌‌‍‌ ‌‍‌‌​‍‌‍‌ ​​‌‍​‌‌ ‌​‌‍‍​​ ‌‌ ​​‌‍​‌‌‍‌ ‌‍‌‌‌​​‍‌ ‌‌‌‍‍‌‌‍ ​‌‍‌​‌‍‌‌‌ ​‍​‍‌‌​ ‌‌‌​​‍‌‌ ‌‍‍ ‌‍‌‌‌ ‍‌​‍‌‌​ ​ ‌​‌​​‍‌‌​ ​ ‌​‌​​‍‌‌​ ​‍​ ​‍​ ‌‌‌‍​‌​ ​​​ ‌​​ ​‌​ ‌‍‌‍‌‌‌‍​ ​ ​‍​ ‌​‌‍‌‌​ ​‌​‍‌‌​ ​‍​ ​‍​‍‌‌​ ‌‌‌​‌​​‍ ‍‌ ​‍‌‍‍‌‌‍​ ‌‍‍​‌‌‌​‌‍‌‌‌ ‍​‌ ‌​​‍‌‌​ ‌‌‌​​‍‌‌ ‌‍‍ ‌‍‌‌‌ ‍‌​‍‌‌​ ​ ‌​‌​​‍‌‌​ ​ ‌​‌​​‍‌‌​ ​‍​ ​‍‌‍‌​​ ​​‌‍‌​​ ​​‌‍‌‍​ ‌​​ ‌​​ ‍​​ ​‌​ ‌ ‌‍‌‌​ ‍​​‍‌‌​ ​‍​ ​‍​‍‌‌​ ‌‌‌​‌​​‍ ‍‌‍​ ‌‍‍​‌‍‍‌‌‍ ​‌‍‌​‌ ​‍‌‍‌‌‌‍ ‍​‍‌‌​ ‌‌‌​​‍‌‌ ‌‍‍ ‌‍‌‌‌ ‍‌​‍‌‌​ ​ ‌​‌​​‍‌‌​ ​ ‌​‌​​‍‌‌​ ​‍​ ​‍​ ​ ‌‍‌‌​ ‌‍​ ‍‌​ ‌‌​ ‍‌​ ‌ ‌‍​‍​ ‍‌‌‍‌‍‌‍‌‍​ ‍​​‍‌‌​ ​‍​ ​‍​‍‌‌​ ‌‌‌​‌​​‍ ‍‌ ‌​‌‍‌‌‌ ‍​‌ ‌​​‍‌‍‌ ​​‌‍‌‌‌ ​‍‌ ​ ‌ ​​‌‍‌‌‌‍​ ‌ ‌​‌‍‍‌‌ ‌‍‌‍‌‌​ ‌‌ ​​‌ ‌‌‌‍​‍‌‍ ​‌‍‍‌‌ ​ ‌‍‍​‌‍‌‌‌‍‌​​‍​‍‌ ‌
Ta likevel kontakt, så vurderer vi saken.​​​​‌ ‍ ​‍​‍‌‍ ‌ ​‍‌‍‍‌‌‍‌ ‌‍‍‌‌‍ ‍​‍​‍​ ‍‍​‍​‍‌ ​ ‌‍​‌‌‍ ‍‌‍‍‌‌ ‌​‌ ‍‌​‍ ‍‌‍‍‌‌‍ ​‍​‍​‍ ​​‍​‍‌‍‍​‌ ​‍‌‍‌‌‌‍‌‍​‍​‍​ ‍‍​‍​‍‌‍‍​‌ ‌​‌ ‌​‌ ​​‌ ​ ​ ‍‍​‍ ​‍ ‌ ‌‌‌‍‍ ‌‍ ‌​‍ ‍‌ ​ ‌‍​‌‌‍ ‍‌‍‍‌‌ ‌​‌ ‍‌​‍ ‍‌ ​ ‌ ‌​‌ ‌‌‌‍‌​‌‍‍‌‌‍ ​‍ ‌‍‍‌‌‍ ‍‌ ‌​‌‍‌‌‌‍ ‍‌ ‌​​‍ ‌‍‌‌‌‍‌​‌‍‍‌‌ ‌​​‍ ‌‍ ‌‌‍ ‌‍‌​‌‍‌‌​ ‌‌ ​​‌ ​‍‌‍‌‌‌ ​ ‌‍‌‌‌‍ ‍‌ ‌​‌‍​‌‌ ‌​‌‍‍‌‌‍ ‌‍ ‍​ ‍ ‌‍‍‌‌‍‌​​ ‌‌‍​‍‌‍​‌​ ‌‌​ ‍‌​ ‌‍‌‍​‌‌‍​ ​ ‌‍​‍ ‌​ ‌‍​ ‌‌​ ‌​‌‍​ ​‍ ‌​ ‌​​ ​ ​ ‌​​ ‍​​‍ ‌​ ‍‌‌‍‌‌‌‍‌‍​ ‌​​‍ ‌‌‍‌​​ ​ ​ ‍​​ ‌‌‌‍​‍‌‍‌‌‌‍​‌​ ‌‍‌‍​ ‌‍​‌​ ‌‌​ ‌​​ ‍ ‌ ‌​‌ ‍‌‌ ​​‌‍‌‌​ ‌‌ ​​‌‍​‌‌‍‌ ‌‍‌‌​ ‍ ‌ ​​‌‍​‌‌ ‌​‌‍‍​​ ‌‌ ​​‌‍​‌‌‍‌ ‌‍‌‌‌​​‍‌ ‌‌‌‍‍‌‌‍ ​‌‍‌​‌‍‌‌‌ ​‍​‍‌‌​ ‌‌‌​​‍‌‌ ‌‍‍ ‌‍‌‌‌ ‍‌​‍‌‌​ ​ ‌​‌​​‍‌‌​ ​ ‌​‌​​‍‌‌​ ​‍​ ​‍​ ‌‌‌‍​‌​ ​​​ ‌​​ ​‌​ ‌‍‌‍‌‌‌‍​ ​ ​‍​ ‌​‌‍‌‌​ ​‌​‍‌‌​ ​‍​ ​‍​‍‌‌​ ‌‌‌​‌​​‍ ‍‌ ​‍‌‍‍‌‌‍​ ‌‍‍​‌‌‌​‌‍‌‌‌ ‍​‌ ‌​​‍‌‌​ ‌‌‌​​‍‌‌ ‌‍‍ ‌‍‌‌‌ ‍‌​‍‌‌​ ​ ‌​‌​​‍‌‌​ ​ ‌​‌​​‍‌‌​ ​‍​ ​‍​ ​ ​ ​‌​ ‍‌​ ​‌​ ‍‌‌‍‌‌​ ‌‌​ ‌ ​ ​‍​ ‍‌‌‍‌‍​ ‌‍​‍‌‌​ ​‍​ ​‍​‍‌‌​ ‌‌‌​‌​​‍ ‍‌‍​ ‌‍‍​‌‍‍‌‌‍ ​‌‍‌​‌ ​‍‌‍‌‌‌‍ ‍​‍‌‌​ ‌‌‌​​‍‌‌ ‌‍‍ ‌‍‌‌‌ ‍‌​‍‌‌​ ​ ‌​‌​​‍‌‌​ ​ ‌​‌​​‍‌‌​ ​‍​ ​‍​ ‌‌‌‍‌​​ ‌​​ ​​‌‍‌​​ ‌​​ ​‍​ ‍​​ ‍‌​ ‌​​ ‌‌​ ​‌​‍‌‌​ ​‍​ ​‍​‍‌‌​ ‌‌‌​‌​​‍ ‍‌ ‌​‌‍‌‌‌ ‍​‌ ‌​​ ‌‍​‍‌‍​‌‌ ​ ‌‍‌‌‌‌‌‌‌ ​‍‌‍ ​​ ‌‌‍‍​‌ ‌​‌ ‌​‌ ​​‌ ​ ​‍‌‌​ ​ ‌​​‌​‍‌‌​ ​‍‌​‌‍​‍‌‌​ ​‍‌​‌‍‌ ‌‌‌‍‍ ‌‍ ‌​‍ ‍‌ ​ ‌‍​‌‌‍ ‍‌‍‍‌‌ ‌​‌ ‍‌​‍ ‍‌ ​ ‌ ‌​‌ ‌‌‌‍‌​‌‍‍‌‌‍ ​‍‌‍‌‍‍‌‌‍‌​​ ‌‌‍​‍‌‍​‌​ ‌‌​ ‍‌​ ‌‍‌‍​‌‌‍​ ​ ‌‍​‍ ‌​ ‌‍​ ‌‌​ ‌​‌‍​ ​‍ ‌​ ‌​​ ​ ​ ‌​​ ‍​​‍ ‌​ ‍‌‌‍‌‌‌‍‌‍​ ‌​​‍ ‌‌‍‌​​ ​ ​ ‍​​ ‌‌‌‍​‍‌‍‌‌‌‍​‌​ ‌‍‌‍​ ‌‍​‌​ ‌‌​ ‌​​‍‌‍‌ ‌​‌ ‍‌‌ ​​‌‍‌‌​ ‌‌ ​​‌‍​‌‌‍‌ ‌‍‌‌​‍‌‍‌ ​​‌‍​‌‌ ‌​‌‍‍​​ ‌‌ ​​‌‍​‌‌‍‌ ‌‍‌‌‌​​‍‌ ‌‌‌‍‍‌‌‍ ​‌‍‌​‌‍‌‌‌ ​‍​‍‌‌​ ‌‌‌​​‍‌‌ ‌‍‍ ‌‍‌‌‌ ‍‌​‍‌‌​ ​ ‌​‌​​‍‌‌​ ​ ‌​‌​​‍‌‌​ ​‍​ ​‍​ ‌‌‌‍​‌​ ​​​ ‌​​ ​‌​ ‌‍‌‍‌‌‌‍​ ​ ​‍​ ‌​‌‍‌‌​ ​‌​‍‌‌​ ​‍​ ​‍​‍‌‌​ ‌‌‌​‌​​‍ ‍‌ ​‍‌‍‍‌‌‍​ ‌‍‍​‌‌‌​‌‍‌‌‌ ‍​‌ ‌​​‍‌‌​ ‌‌‌​​‍‌‌ ‌‍‍ ‌‍‌‌‌ ‍‌​‍‌‌​ ​ ‌​‌​​‍‌‌​ ​ ‌​‌​​‍‌‌​ ​‍​ ​‍​ ​ ​ ​‌​ ‍‌​ ​‌​ ‍‌‌‍‌‌​ ‌‌​ ‌ ​ ​‍​ ‍‌‌‍‌‍​ ‌‍​‍‌‌​ ​‍​ ​‍​‍‌‌​ ‌‌‌​‌​​‍ ‍‌‍​ ‌‍‍​‌‍‍‌‌‍ ​‌‍‌​‌ ​‍‌‍‌‌‌‍ ‍​‍‌‌​ ‌‌‌​​‍‌‌ ‌‍‍ ‌‍‌‌‌ ‍‌​‍‌‌​ ​ ‌​‌​​‍‌‌​ ​ ‌​‌​​‍‌‌​ ​‍​ ​‍​ ‌‌‌‍‌​​ ‌​​ ​​‌‍‌​​ ‌​​ ​‍​ ‍​​ ‍‌​ ‌​​ ‌‌​ ​‌​‍‌‌​ ​‍​ ​‍​‍‌‌​ ‌‌‌​‌​​‍ ‍‌ ‌​‌‍‌‌‌ ‍​‌ ‌​​‍‌‍‌ ​​‌‍‌‌‌ ​‍‌ ​ ‌ ​​‌‍‌‌‌‍​ ‌ ‌​‌‍‍‌‌ ‌‍‌‍‌‌​ ‌‌ ​​‌ ‌‌‌‍​‍‌‍ ​‌‍‍‌‌ ​ ‌‍‍​‌‍‌‌‌‍‌​​‍​‍‌ ‌
Hvem kan se opplysningene dine?​​​​‌ ‍ ​‍​‍‌‍ ‌ ​‍‌‍‍‌‌‍‌ ‌‍‍‌‌‍ ‍​‍​‍​ ‍‍​‍​‍‌ ​ ‌‍​‌‌‍ ‍‌‍‍‌‌ ‌​‌ ‍‌​‍ ‍‌‍‍‌‌‍ ​‍​‍​‍ ​​‍​‍‌‍‍​‌ ​‍‌‍‌‌‌‍‌‍​‍​‍​ ‍‍​‍​‍‌‍‍​‌ ‌​‌ ‌​‌ ​​‌ ​ ​ ‍‍​‍ ​‍ ‌ ‌‌‌‍‍ ‌‍ ‌​‍ ‍‌ ​ ‌‍​‌‌‍ ‍‌‍‍‌‌ ‌​‌ ‍‌​‍ ‍‌ ​ ‌ ‌​‌ ‌‌‌‍‌​‌‍‍‌‌‍ ​‍ ‌‍‍‌‌‍ ‍‌ ‌​‌‍‌‌‌‍ ‍‌ ‌​​‍ ‌‍‌‌‌‍‌​‌‍‍‌‌ ‌​​‍ ‌‍ ‌‌‍ ‌‍‌​‌‍‌‌​ ‌‌ ​​‌ ​‍‌‍‌‌‌ ​ ‌‍‌‌‌‍ ‍‌ ‌​‌‍​‌‌ ‌​‌‍‍‌‌‍ ‌‍ ‍​ ‍ ‌‍‍‌‌‍‌​​ ‌‌‍​‍‌‍​‌​ ‌‌​ ‍‌​ ‌‍‌‍​‌‌‍​ ​ ‌‍​‍ ‌​ ‌‍​ ‌‌​ ‌​‌‍​ ​‍ ‌​ ‌​​ ​ ​ ‌​​ ‍​​‍ ‌​ ‍‌‌‍‌‌‌‍‌‍​ ‌​​‍ ‌‌‍‌​​ ​ ​ ‍​​ ‌‌‌‍​‍‌‍‌‌‌‍​‌​ ‌‍‌‍​ ‌‍​‌​ ‌‌​ ‌​​ ‍ ‌ ‌​‌ ‍‌‌ ​​‌‍‌‌​ ‌‌ ​​‌‍​‌‌‍‌ ‌‍‌‌​ ‍ ‌ ​​‌‍​‌‌ ‌​‌‍‍​​ ‌‌ ​​‌‍​‌‌‍‌ ‌‍‌‌‌​​‍‌ ‌‌‌‍‍‌‌‍ ​‌‍‌​‌‍‌‌‌ ​‍​‍‌‌​ ‌‌‌​​‍‌‌ ‌‍‍ ‌‍‌‌‌ ‍‌​‍‌‌​ ​ ‌​‌​​‍‌‌​ ​ ‌​‌​​‍‌‌​ ​‍​ ​‍‌‍‌​‌‍​ ‌‍​‍‌‍‌​​ ‌‌​ ​‌‌‍‌​‌‍​ ​ ‌‌​ ‌​‌‍‌‍​ ‍​​‍‌‌​ ​‍​ ​‍​‍‌‌​ ‌‌‌​‌​​‍ ‍‌ ​‍‌‍‍‌‌‍​ ‌‍‍​‌‌‌​‌‍‌‌‌ ‍​‌ ‌​​‍‌‌​ ‌‌‌​​‍‌‌ ‌‍‍ ‌‍‌‌‌ ‍‌​‍‌‌​ ​ ‌​‌​​‍‌‌​ ​ ‌​‌​​‍‌‌​ ​‍​ ​‍‌‍‌‌​ ‌‍​ ‍‌‌‍​‍‌‍​‍​ ‌‌​ ‌ ‌‍​‌​ ‌‌​ ​‌‌‍​‌‌‍​‍​‍‌‌​ ​‍​ ​‍​‍‌‌​ ‌‌‌​‌​​‍ ‍‌‍​ ‌‍‍​‌‍‍‌‌‍ ​‌‍‌​‌ ​‍‌‍‌‌‌‍ ‍​‍‌‌​ ‌‌‌​​‍‌‌ ‌‍‍ ‌‍‌‌‌ ‍‌​‍‌‌​ ​ ‌​‌​​‍‌‌​ ​ ‌​‌​​‍‌‌​ ​‍​ ​‍​ ‍‌‌‍‌‌​ ‌​​ ‌‍‌‍​‌​ ‍​​ ‌‍​ ​​​ ‍​‌‍​‌‌‍​‌‌‍​‍​‍‌‌​ ​‍​ ​‍​‍‌‌​ ‌‌‌​‌​​‍ ‍‌ ‌​‌‍‌‌‌ ‍​‌ ‌​​ ‌‍​‍‌‍​‌‌ ​ ‌‍‌‌‌‌‌‌‌ ​‍‌‍ ​​ ‌‌‍‍​‌ ‌​‌ ‌​‌ ​​‌ ​ ​‍‌‌​ ​ ‌​​‌​‍‌‌​ ​‍‌​‌‍​‍‌‌​ ​‍‌​‌‍‌ ‌‌‌‍‍ ‌‍ ‌​‍ ‍‌ ​ ‌‍​‌‌‍ ‍‌‍‍‌‌ ‌​‌ ‍‌​‍ ‍‌ ​ ‌ ‌​‌ ‌‌‌‍‌​‌‍‍‌‌‍ ​‍‌‍‌‍‍‌‌‍‌​​ ‌‌‍​‍‌‍​‌​ ‌‌​ ‍‌​ ‌‍‌‍​‌‌‍​ ​ ‌‍​‍ ‌​ ‌‍​ ‌‌​ ‌​‌‍​ ​‍ ‌​ ‌​​ ​ ​ ‌​​ ‍​​‍ ‌​ ‍‌‌‍‌‌‌‍‌‍​ ‌​​‍ ‌‌‍‌​​ ​ ​ ‍​​ ‌‌‌‍​‍‌‍‌‌‌‍​‌​ ‌‍‌‍​ ‌‍​‌​ ‌‌​ ‌​​‍‌‍‌ ‌​‌ ‍‌‌ ​​‌‍‌‌​ ‌‌ ​​‌‍​‌‌‍‌ ‌‍‌‌​‍‌‍‌ ​​‌‍​‌‌ ‌​‌‍‍​​ ‌‌ ​​‌‍​‌‌‍‌ ‌‍‌‌‌​​‍‌ ‌‌‌‍‍‌‌‍ ​‌‍‌​‌‍‌‌‌ ​‍​‍‌‌​ ‌‌‌​​‍‌‌ ‌‍‍ ‌‍‌‌‌ ‍‌​‍‌‌​ ​ ‌​‌​​‍‌‌​ ​ ‌​‌​​‍‌‌​ ​‍​ ​‍‌‍‌​‌‍​ ‌‍​‍‌‍‌​​ ‌‌​ ​‌‌‍‌​‌‍​ ​ ‌‌​ ‌​‌‍‌‍​ ‍​​‍‌‌​ ​‍​ ​‍​‍‌‌​ ‌‌‌​‌​​‍ ‍‌ ​‍‌‍‍‌‌‍​ ‌‍‍​‌‌‌​‌‍‌‌‌ ‍​‌ ‌​​‍‌‌​ ‌‌‌​​‍‌‌ ‌‍‍ ‌‍‌‌‌ ‍‌​‍‌‌​ ​ ‌​‌​​‍‌‌​ ​ ‌​‌​​‍‌‌​ ​‍​ ​‍‌‍‌‌​ ‌‍​ ‍‌‌‍​‍‌‍​‍​ ‌‌​ ‌ ‌‍​‌​ ‌‌​ ​‌‌‍​‌‌‍​‍​‍‌‌​ ​‍​ ​‍​‍‌‌​ ‌‌‌​‌​​‍ ‍‌‍​ ‌‍‍​‌‍‍‌‌‍ ​‌‍‌​‌ ​‍‌‍‌‌‌‍ ‍​‍‌‌​ ‌‌‌​​‍‌‌ ‌‍‍ ‌‍‌‌‌ ‍‌​‍‌‌​ ​ ‌​‌​​‍‌‌​ ​ ‌​‌​​‍‌‌​ ​‍​ ​‍​ ‍‌‌‍‌‌​ ‌​​ ‌‍‌‍​‌​ ‍​​ ‌‍​ ​​​ ‍​‌‍​‌‌‍​‌‌‍​‍​‍‌‌​ ​‍​ ​‍​‍‌‌​ ‌‌‌​‌​​‍ ‍‌ ‌​‌‍‌‌‌ ‍​‌ ‌​​‍‌‍‌ ​​‌‍‌‌‌ ​‍‌ ​ ‌ ​​‌‍‌‌‌‍​ ‌ ‌​‌‍‍‌‌ ‌‍‌‍‌‌​ ‌‌ ​​‌ ‌‌‌‍​‍‌‍ ​‌‍‍‌‌ ​ ‌‍‍​‌‍‌‌‌‍‌​​‍​‍‌ ‌
Opplysningene kan være tilgjengelige for:
• arrangører i kommunen og fylket ditt
• ansatte i UKM Norge
• tekniske leverandører som hjelper oss å drive systemene​​​​‌ ‍ ​‍​‍‌‍ ‌ ​‍‌‍‍‌‌‍‌ ‌‍‍‌‌‍ ‍​‍​‍​ ‍‍​‍​‍‌ ​ ‌‍​‌‌‍ ‍‌‍‍‌‌ ‌​‌ ‍‌​‍ ‍‌‍‍‌‌‍ ​‍​‍​‍ ​​‍​‍‌‍‍​‌ ​‍‌‍‌‌‌‍‌‍​‍​‍​ ‍‍​‍​‍‌‍‍​‌ ‌​‌ ‌​‌ ​​‌ ​ ​ ‍‍​‍ ​‍ ‌ ‌‌‌‍‍ ‌‍ ‌​‍ ‍‌ ​ ‌‍​‌‌‍ ‍‌‍‍‌‌ ‌​‌ ‍‌​‍ ‍‌ ​ ‌ ‌​‌ ‌‌‌‍‌​‌‍‍‌‌‍ ​‍ ‌‍‍‌‌‍ ‍‌ ‌​‌‍‌‌‌‍ ‍‌ ‌​​‍ ‌‍‌‌‌‍‌​‌‍‍‌‌ ‌​​‍ ‌‍ ‌‌‍ ‌‍‌​‌‍‌‌​ ‌‌ ​​‌ ​‍‌‍‌‌‌ ​ ‌‍‌‌‌‍ ‍‌ ‌​‌‍​‌‌ ‌​‌‍‍‌‌‍ ‌‍ ‍​ ‍ ‌‍‍‌‌‍‌​​ ‌‌‍​‍‌‍​‌​ ‌‌​ ‍‌​ ‌‍‌‍​‌‌‍​ ​ ‌‍​‍ ‌​ ‌‍​ ‌‌​ ‌​‌‍​ ​‍ ‌​ ‌​​ ​ ​ ‌​​ ‍​​‍ ‌​ ‍‌‌‍‌‌‌‍‌‍​ ‌​​‍ ‌‌‍‌​​ ​ ​ ‍​​ ‌‌‌‍​‍‌‍‌‌‌‍​‌​ ‌‍‌‍​ ‌‍​‌​ ‌‌​ ‌​​ ‍ ‌ ‌​‌ ‍‌‌ ​​‌‍‌‌​ ‌‌ ​​‌‍​‌‌‍‌ ‌‍‌‌​ ‍ ‌ ​​‌‍​‌‌ ‌​‌‍‍​​ ‌‌ ​​‌‍​‌‌‍‌ ‌‍‌‌‌​​‍‌ ‌‌‌‍‍‌‌‍ ​‌‍‌​‌‍‌‌‌ ​‍​‍‌‌​ ‌‌‌​​‍‌‌ ‌‍‍ ‌‍‌‌‌ ‍‌​‍‌‌​ ​ ‌​‌​​‍‌‌​ ​ ‌​‌​​‍‌‌​ ​‍​ ​‍‌‍‌​‌‍​ ‌‍​‍‌‍‌​​ ‌‌​ ​‌‌‍‌​‌‍​ ​ ‌‌​ ‌​‌‍‌‍​ ‍​​‍‌‌​ ​‍​ ​‍​‍‌‌​ ‌‌‌​‌​​‍ ‍‌ ​‍‌‍‍‌‌‍​ ‌‍‍​‌‌‌​‌‍‌‌‌ ‍​‌ ‌​​‍‌‌​ ‌‌‌​​‍‌‌ ‌‍‍ ‌‍‌‌‌ ‍‌​‍‌‌​ ​ ‌​‌​​‍‌‌​ ​ ‌​‌​​‍‌‌​ ​‍​ ​‍‌‍​ ​ ​ ‌‍‌‌‌‍‌‍‌‍‌‌​ ‌‍​ ​‌‌‍‌​​ ‌‌​ ​‌​ ‌ ​ ​​​‍‌‌​ ​‍​ ​‍​‍‌‌​ ‌‌‌​‌​​‍ ‍‌‍​ ‌‍‍​‌‍‍‌‌‍ ​‌‍‌​‌ ​‍‌‍‌‌‌‍ ‍​‍‌‌​ ‌‌‌​​‍‌‌ ‌‍‍ ‌‍‌‌‌ ‍‌​‍‌‌​ ​ ‌​‌​​‍‌‌​ ​ ‌​‌​​‍‌‌​ ​‍​ ​‍​ ‌ ‌‍‌​​ ‌‍‌‍​‍​ ‍​​ ‍​​ ​‌​ ‌​​ ‌‌‌‍​ ​ ‍​​ ​​​‍‌‌​ ​‍​ ​‍​‍‌‌​ ‌‌‌​‌​​‍ ‍‌ ‌​‌‍‌‌‌ ‍​‌ ‌​​ ‌‍​‍‌‍​‌‌ ​ ‌‍‌‌‌‌‌‌‌ ​‍‌‍ ​​ ‌‌‍‍​‌ ‌​‌ ‌​‌ ​​‌ ​ ​‍‌‌​ ​ ‌​​‌​‍‌‌​ ​‍‌​‌‍​‍‌‌​ ​‍‌​‌‍‌ ‌‌‌‍‍ ‌‍ ‌​‍ ‍‌ ​ ‌‍​‌‌‍ ‍‌‍‍‌‌ ‌​‌ ‍‌​‍ ‍‌ ​ ‌ ‌​‌ ‌‌‌‍‌​‌‍‍‌‌‍ ​‍‌‍‌‍‍‌‌‍‌​​ ‌‌‍​‍‌‍​‌​ ‌‌​ ‍‌​ ‌‍‌‍​‌‌‍​ ​ ‌‍​‍ ‌​ ‌‍​ ‌‌​ ‌​‌‍​ ​‍ ‌​ ‌​​ ​ ​ ‌​​ ‍​​‍ ‌​ ‍‌‌‍‌‌‌‍‌‍​ ‌​​‍ ‌‌‍‌​​ ​ ​ ‍​​ ‌‌‌‍​‍‌‍‌‌‌‍​‌​ ‌‍‌‍​ ‌‍​‌​ ‌‌​ ‌​​‍‌‍‌ ‌​‌ ‍‌‌ ​​‌‍‌‌​ ‌‌ ​​‌‍​‌‌‍‌ ‌‍‌‌​‍‌‍‌ ​​‌‍​‌‌ ‌​‌‍‍​​ ‌‌ ​​‌‍​‌‌‍‌ ‌‍‌‌‌​​‍‌ ‌‌‌‍‍‌‌‍ ​‌‍‌​‌‍‌‌‌ ​‍​‍‌‌​ ‌‌‌​​‍‌‌ ‌‍‍ ‌‍‌‌‌ ‍‌​‍‌‌​ ​ ‌​‌​​‍‌‌​ ​ ‌​‌​​‍‌‌​ ​‍​ ​‍‌‍‌​‌‍​ ‌‍​‍‌‍‌​​ ‌‌​ ​‌‌‍‌​‌‍​ ​ ‌‌​ ‌​‌‍‌‍​ ‍​​‍‌‌​ ​‍​ ​‍​‍‌‌​ ‌‌‌​‌​​‍ ‍‌ ​‍‌‍‍‌‌‍​ ‌‍‍​‌‌‌​‌‍‌‌‌ ‍​‌ ‌​​‍‌‌​ ‌‌‌​​‍‌‌ ‌‍‍ ‌‍‌‌‌ ‍‌​‍‌‌​ ​ ‌​‌​​‍‌‌​ ​ ‌​‌​​‍‌‌​ ​‍​ ​‍‌‍​ ​ ​ ‌‍‌‌‌‍‌‍‌‍‌‌​ ‌‍​ ​‌‌‍‌​​ ‌‌​ ​‌​ ‌ ​ ​​​‍‌‌​ ​‍​ ​‍​‍‌‌​ ‌‌‌​‌​​‍ ‍‌‍​ ‌‍‍​‌‍‍‌‌‍ ​‌‍‌​‌ ​‍‌‍‌‌‌‍ ‍​‍‌‌​ ‌‌‌​​‍‌‌ ‌‍‍ ‌‍‌‌‌ ‍‌​‍‌‌​ ​ ‌​‌​​‍‌‌​ ​ ‌​‌​​‍‌‌​ ​‍​ ​‍​ ‌ ‌‍‌​​ ‌‍‌‍​‍​ ‍​​ ‍​​ ​‌​ ‌​​ ‌‌‌‍​ ​ ‍​​ ​​​‍‌‌​ ​‍​ ​‍​‍‌‌​ ‌‌‌​‌​​‍ ‍‌ ‌​‌‍‌‌‌ ‍​‌ ‌​​‍‌‍‌ ​​‌‍‌‌‌ ​‍‌ ​ ‌ ​​‌‍‌‌‌‍​ ‌ ‌​‌‍‍‌‌ ‌‍‌‍‌‌​ ‌‌ ​​‌ ‌‌‌‍​‍‌‍ ​‌‍‍‌‌ ​ ‌‍‍​‌‍‌‌‌‍‌​​‍​‍‌ ‌
Opplysningene deles ikke med kommersielle aktører og brukes ikke
til reklame.